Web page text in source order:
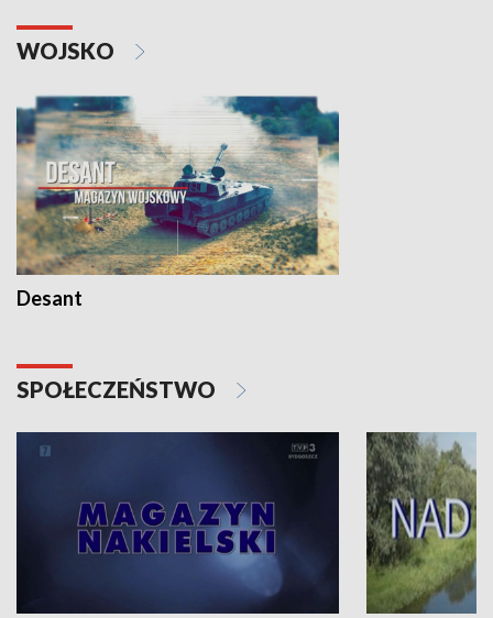
WOJSKO
Desant
SPOŁECZEŃSTWO